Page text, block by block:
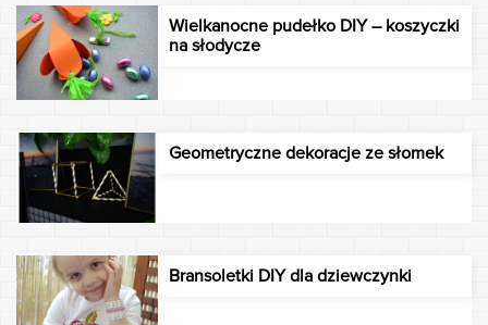
Wielkanocne pudełko DIY – koszyczki
na słodycze
Geometryczne dekoracje ze słomek
Bransoletki DIY dla dziewczynki